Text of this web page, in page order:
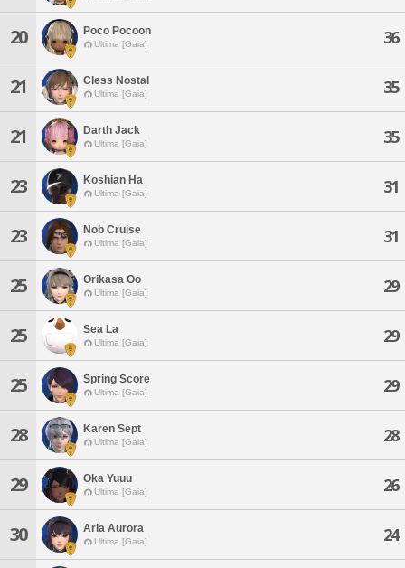
20 Poco Pocoon
Ultima [Gaia] 36
21 Cless Nostal
Ultima [Gaia] 35
21 Darth Jack
Ultima [Gaia] 35
23 Koshian Ha
Ultima [Gaia] 31
23 Nob Cruise
Ultima [Gaia] 31
25 Orikasa Oo
Ultima [Gaia] 29
25 Sea La
Ultima [Gaia] 29
25 Spring Score
Ultima [Gaia] 29
28 Karen Sept
Ultima [Gaia] 28
29 Oka Yuuu
Ultima [Gaia] 26
30 Aria Aurora
Ultima [Gaia] 24